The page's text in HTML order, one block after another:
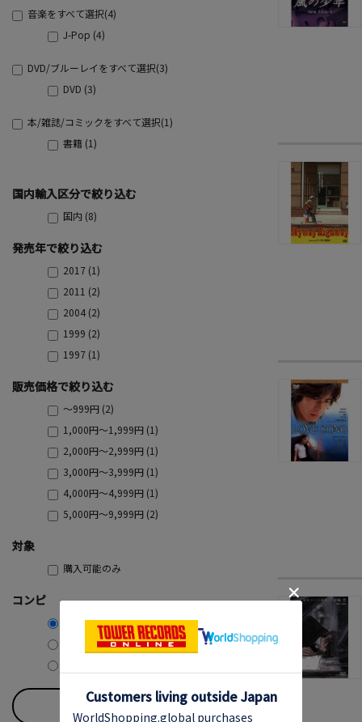
音楽をすべて選択(4)
J-Pop (4)
DVD/ブルーレイをすべて選択(3)
DVD (3)
本/雑誌/コミックをすべて選択(1)
書籍 (1)
国内輸入区分で絞り込む
国内 (8)
発売年で絞り込む
2017 (1)
2011 (2)
2004 (2)
1999 (2)
1997 (1)
販売価格で絞り込む
～999円 (2)
1,000円～1,999円 (1)
2,000円～2,999円 (1)
3,000円～3,999円 (1)
4,000円～4,999円 (1)
5,000円～9,999円 (2)
対象
購入可能のみ
コンピ
コンピ含む
コンピ除く
すべてのチェックを外す